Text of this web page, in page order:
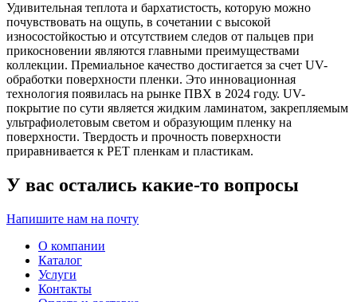
Удивительная теплота и бархатистость, которую можно
почувствовать на ощупь, в сочетании с высокой
износостойкостью и отсутствием следов от пальцев при
прикосновении являются главными преимуществами
коллекции. Премиальное качество достигается за счет UV-
обработки поверхности пленки. Это инновационная
технология появилась на рынке ПВХ в 2024 году. UV-
покрытие по сути является жидким ламинатом, закрепляемым
ультрафиолетовым светом и образующим пленку на
поверхности. Твердость и прочность поверхности
приравнивается к РЕТ пленкам и пластикам.
У вас остались какие-то вопросы
Напишите нам на почту
О компании
Каталог
Услуги
Контакты